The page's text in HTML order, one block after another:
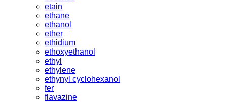
etain
ethane
ethanol
ether
ethidium
ethoxyethanol
ethyl
ethylene
ethynyl cyclohexanol
fer
flavazine